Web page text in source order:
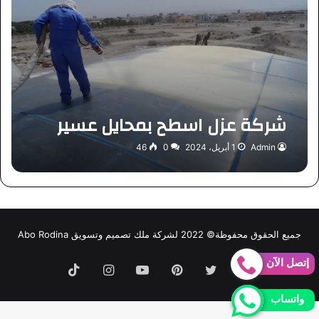
شركة عزل اسطح بمحايل عسير
Admin 1 أبريل، 2024 0
46
جميع الحقوق محفوظة© 2022 لشركة ملك تصميم وتسويق Abo Rodina
فيسبوك تويتر بينتيريستيوتيوب انستقرام إتصل الآن
واتساب